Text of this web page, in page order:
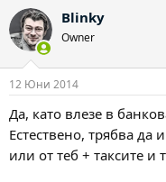
Blinky
Owner
12 Юни 2014
Да, като влезе в
Естествено, трябва
или от теб + таксите и